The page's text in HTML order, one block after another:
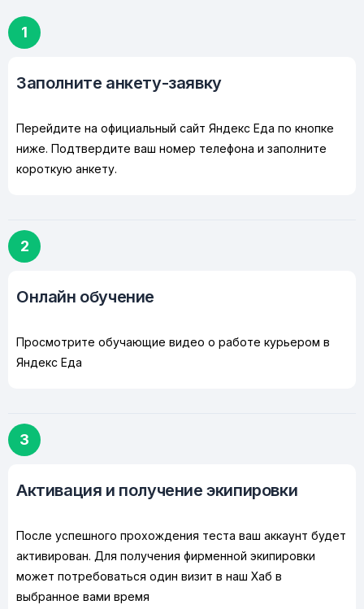
1
Заполните анкету-заявку
Перейдите на официальный сайт Яндекс Еда по кнопке
ниже. Подтвердите ваш номер телефона и заполните
короткую анкету.
2
Онлайн обучение
Просмотрите обучающие видео о работе курьером в
Яндекс Еда
3
Активация и получение экипировки
После успешного прохождения теста ваш аккаунт будет
активирован. Для получения фирменной экипировки
может потребоваться один визит в наш Хаб в
выбранное вами время